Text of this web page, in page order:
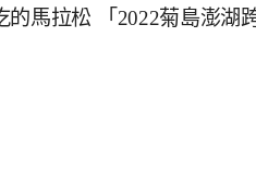
的馬拉松 「2022菊島澎湖